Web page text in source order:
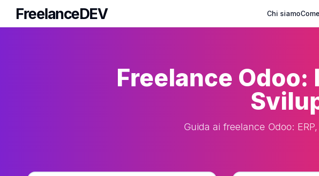
FreelanceDEV
FreelanceDEV
Chi siamo
Freelance
Guida ai freelance Odoo: